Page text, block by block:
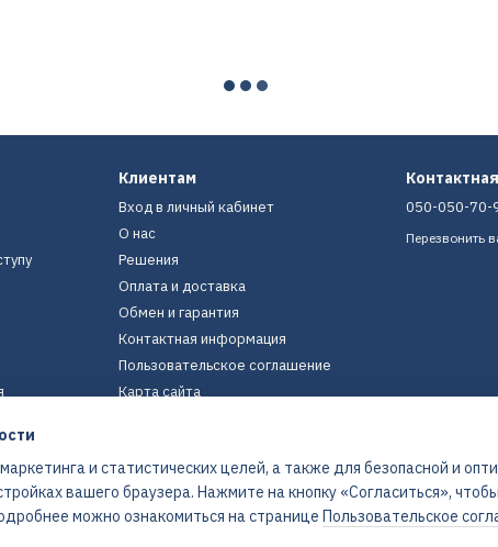
Клиентам
Вход в личный кабинет
О нас
Решения
Оплата и доставка
Обмен и гарантия
Контактная информация
Пользовательское соглашение
Карта сайта
050-050-70-
Перезвонить
и статистических целей, а также для безопасной и
вашего браузера. Нажмите на кнопку «Согласиться»,
можно ознакомиться на странице Пользовательское